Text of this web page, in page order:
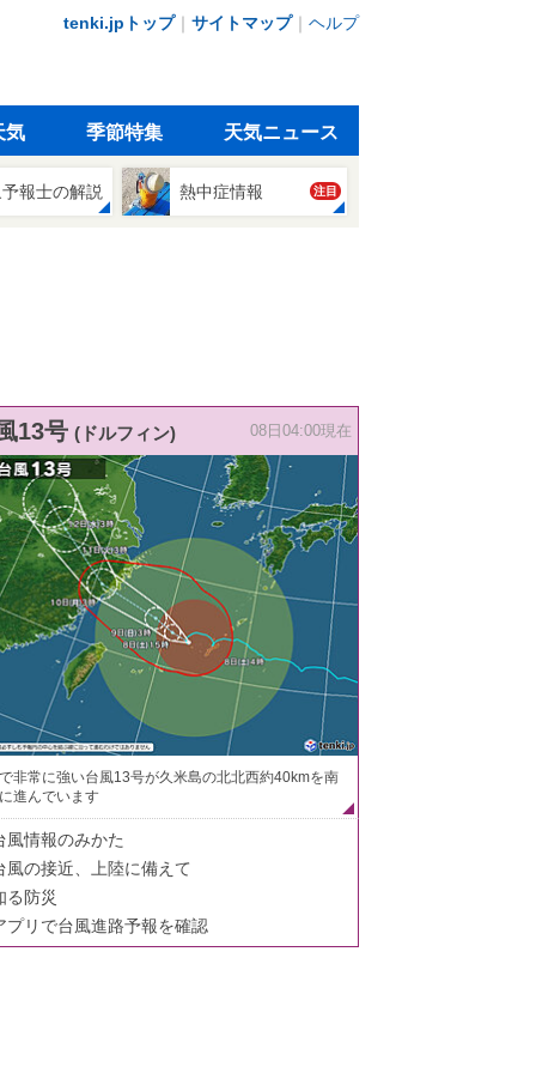
tenki.jpトップ｜ サイトマップ｜ ヘルプ
気 季節特集 天気ニュース
報士の解説 熱中症情報 注目
13号 (ドルフィン) 08日04:00現在
非常に強い台風13号が久米島の北北西約40kmを南
進んでいます
風情報のみかた
風の接近、上陸に備えて
る防災
プリで台風進路予報を確認